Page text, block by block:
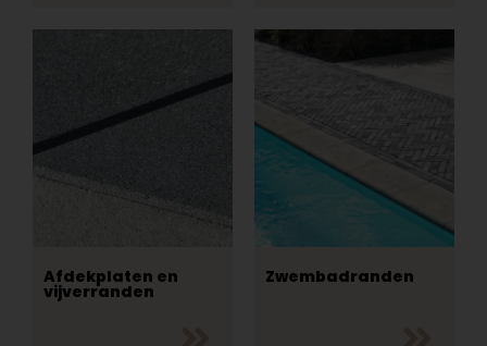
Afdekplaten en
vijverranden
Zwembadranden